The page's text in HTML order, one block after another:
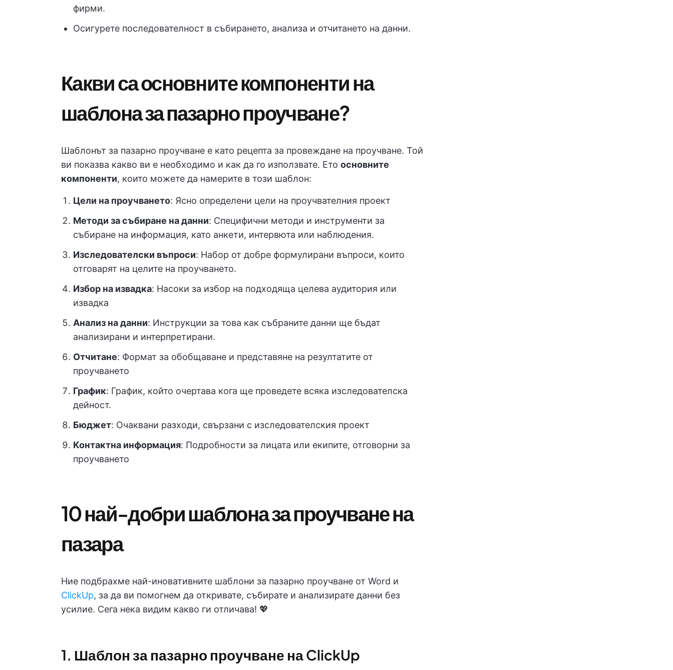
фирми.
Осигурете последователност в събирането, анализа и отчитането на данни.
Какви са основните компоненти на
шаблона за пазарно проучване?
Шаблонът за пазарно проучване е като рецепта за провеждане на проучване. Той
ви показва какво ви е необходимо и как да го използвате. Ето основните
компоненти, които можете да намерите в този шаблон:
Цели на проучването: Ясно определени цели на проучвателния проект
Методи за събиране на данни: Специфични методи и инструменти за
събиране на информация, като анкети, интервюта или наблюдения.
Изследователски въпроси: Набор от добре формулирани въпроси, които
отговарят на целите на проучването.
Избор на извадка: Насоки за избор на подходяща целева аудитория или
извадка
Анализ на данни: Инструкции за това как събраните данни ще бъдат
анализирани и интерпретирани.
Отчитане: Формат за обобщаване и представяне на резултатите от
проучването
График: График, който очертава кога ще проведете всяка изследователска
дейност.
Бюджет: Очаквани разходи, свързани с изследователския проект
Контактна информация: Подробности за лицата или екипите, отговорни за
проучването
10 най-добри шаблона за проучване на
пазара
Ние подбрахме най-иновативните шаблони за пазарно проучване от Word и
ClickUp, за да ви помогнем да откривате, събирате и анализирате данни без
усилие. Сега нека видим какво ги отличава! 💖
1. Шаблон за пазарно проучване на ClickUp